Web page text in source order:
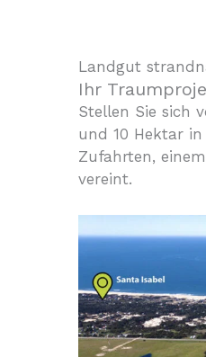
Landgut
Ihr
Stellen Sie sich
und 10 Hektar
Zufahrten,
vereint.